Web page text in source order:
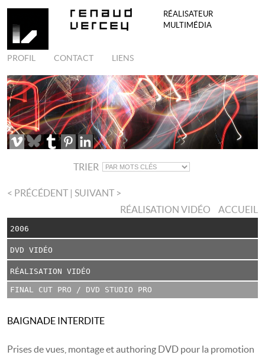
RÉALISATEUR
MULTIMÉDIA
PROFIL CONTACT LIENS
TRIER
< PRÉCÉDENT | SUIVANT >
ACCUEIL
RÉALISATION VIDÉO
2006
DVD VIDÉO
RÉALISATION VIDÉO
FINAL CUT PRO / DVD STUDIO PRO
BAIGNADE INTERDITE
Prises de vues, montage et authoring DVD pour la promotion